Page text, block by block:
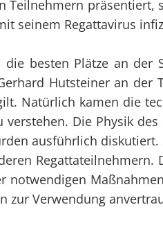
Teilnehmern
seinem Regattavirus
besten Plätze an der
Hutsteiner an der
Natürlich kamen die
verstehen. Die Physik
ausführlich
notwendigen
zur Verwendung